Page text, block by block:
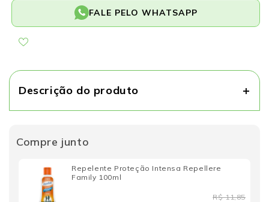
100ml
Repellere
Family
100ml
FALE PELO WHATSAPP
Descrição do produto
Compre junto
Repelente Proteção Intensa Repellere
Family 100ml
R$ 11,85